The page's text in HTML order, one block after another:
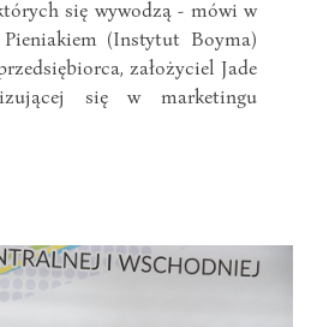
się wywodzą - mówi w
(Instytut Boyma)
założyciel Jade
się w marketingu